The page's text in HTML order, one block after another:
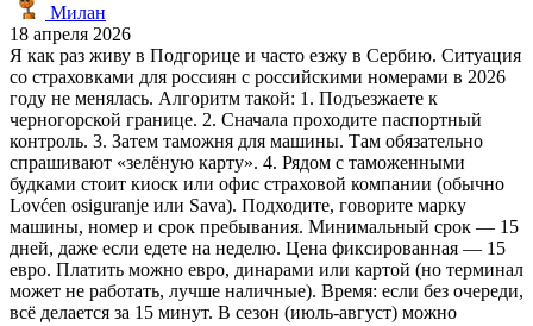
Милан
18 апреля 2026
Я как раз живу в Подгорице и часто езжу в Сербию. Ситуация
со страховками для россиян с российскими номерами в 2026
году не менялась. Алгоритм такой: 1. Подъезжаете к
черногорской границе. 2. Сначала проходите паспортный
контроль. 3. Затем таможня для машины. Там обязательно
спрашивают «зелёную карту». 4. Рядом с таможенными
будками стоит киоск или офис страховой компании (обычно
Lovćen osiguranje или Sava). Подходите, говорите марку
машины, номер и срок пребывания. Минимальный срок — 15
дней, даже если едете на неделю. Цена фиксированная — 15
евро. Платить можно евро, динарами или картой (но терминал
может не работать, лучше наличные). Время: если без очереди,
всё делается за 15 минут. В сезон (июль-август) можно